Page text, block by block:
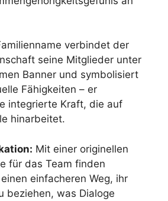
verbindet der
seine Mitglieder unter
Banner und symbolisiert
Fähigkeiten – er
integrierte Kraft, die auf
hinarbeitet.
Mit einer originellen
für das Team finden
einfacheren Weg, ihr
beziehen, was Dialoge